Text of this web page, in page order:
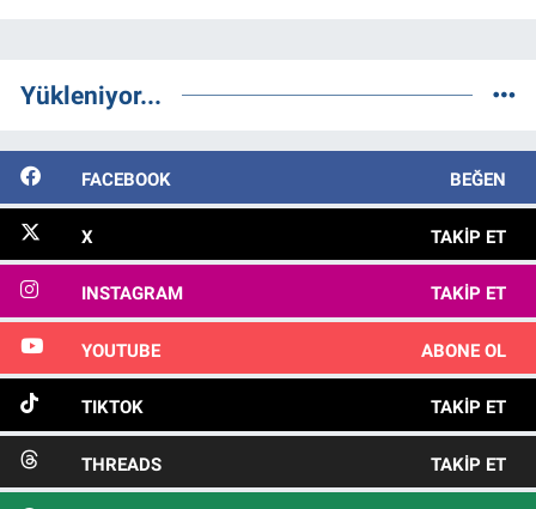
Yükleniyor...
FACEBOOK BEĞEN
X TAKIP ET
INSTAGRAM TAKIP ET
YOUTUBE ABONE OL
TIKTOK TAKIP ET
THREADS TAKIP ET